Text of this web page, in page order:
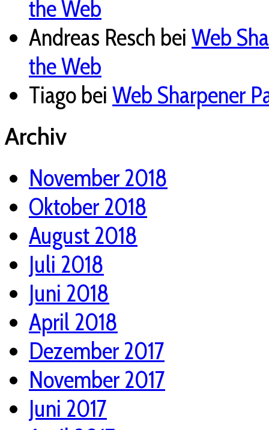
the Web
Andreas Resch bei Web
the Web
Tiago bei Web Sharpener
Archiv
November 2018
Oktober 2018
August 2018
Juli 2018
Juni 2018
April 2018
Dezember 2017
November 2017
Juni 2017